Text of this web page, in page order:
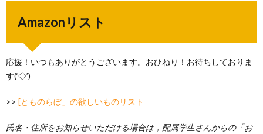
Amazonリスト
応援！いつもありがとうございます。おひねり！お待ちしておりま
す(‘◇’)ゞ
>> [とものらぼ」の欲しいものリスト
氏名・住所をお知らせいただける場合は，配属学生さんからの「お